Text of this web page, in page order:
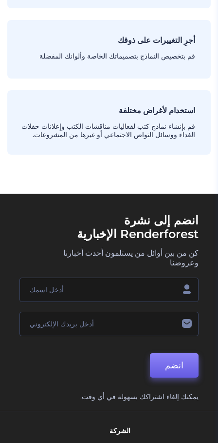
أجرِ التغييرات على ذوقك
قم بتخصيص النماذج بتصميماتك الخاصة وألوانك المفضلة
استخدام لأغراض مختلفة
قم بإنشاء نماذج كتب لفعاليات مناقشات الكتب وإعلانات حفلات
الغداء ووسائل التواص الاجتماعي أو غيرها من المشروعات.
انضم إلى نشرة
Renderforest الإخبارية
كن من بين أوائل من يستلمون أحدث أخبارنا
وعروضنا
انضم
يمكنك إلغاء اشتراكك بسهولة في أي وقت.
الشركة